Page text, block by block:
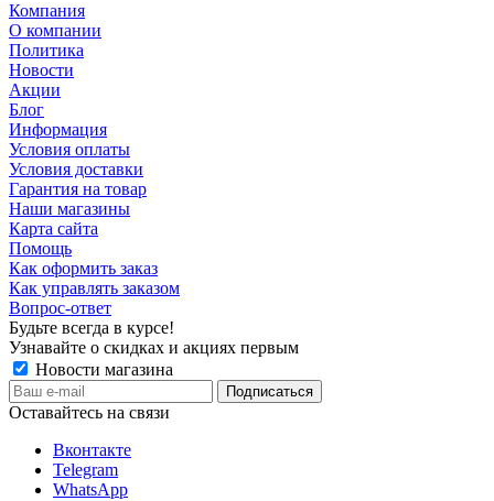
Компания
О компании
Политика
Новости
Акции
Блог
Информация
Условия оплаты
Условия доставки
Гарантия на товар
Наши магазины
Карта сайта
Помощь
Как оформить заказ
Как управлять заказом
Вопрос-ответ
Будьте всегда в курсе!
Узнавайте о скидках и акциях первым
Новости магазина
Оставайтесь на связи
Вконтакте
Telegram
WhatsApp